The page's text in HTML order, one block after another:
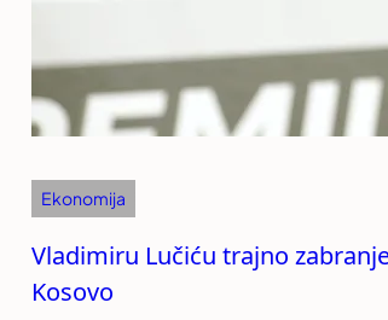
Ekonomija
Vladimiru Lučiću trajno
Kosovo